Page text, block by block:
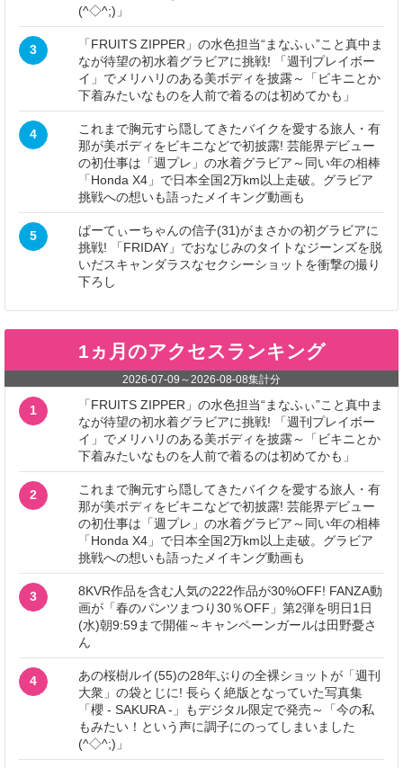
(^◇^;)」
3
「FRUITS ZIPPER」の水色担当“まなふぃ”こと真中ま
なが待望の初水着グラビアに挑戦! 「週刊プレイボー
イ」でメリハリのある美ボディを披露～「ビキニとか
下着みたいなものを人前で着るのは初めてかも」
4
これまで胸元すら隠してきたバイクを愛する旅人・有
那が美ボディをビキニなどで初披露! 芸能界デビュー
の初仕事は「週プレ」の水着グラビア～同い年の相棒
「Honda X4」で日本全国2万km以上走破。グラビア
挑戦への想いも語ったメイキング動画も
5
ぱーてぃーちゃんの信子(31)がまさかの初グラビアに
挑戦! 「FRIDAY」でおなじみのタイトなジーンズを脱
いだスキャンダラスなセクシーショットを衝撃の撮り
下ろし
1ヵ月のアクセスランキング
2026-07-09 ～2026-08-08集計分
1
「FRUITS ZIPPER」の水色担当“まなふぃ”こと真中ま
なが待望の初水着グラビアに挑戦! 「週刊プレイボー
イ」でメリハリのある美ボディを披露～「ビキニとか
下着みたいなものを人前で着るのは初めてかも」
2
これまで胸元すら隠してきたバイクを愛する旅人・有
那が美ボディをビキニなどで初披露! 芸能界デビュー
の初仕事は「週プレ」の水着グラビア～同い年の相棒
「Honda X4」で日本全国2万km以上走破。グラビア
挑戦への想いも語ったメイキング動画も
3
8KVR作品を含む人気の222作品が30%OFF! FANZA動
画が「春のパンツまつり30％OFF」第2弾を明日1日
(水)朝9:59まで開催～キャンペーンガールは田野憂さ
ん
4
あの桜樹ルイ(55)の28年ぶりの全裸ショットが「週刊
大衆」の袋とじに! 長らく絶版となっていた写真集
「櫻 - SAKURA -」もデジタル限定で発売～「今の私
もみたい！という声に調子にのってしまいました
(^◇^;)」